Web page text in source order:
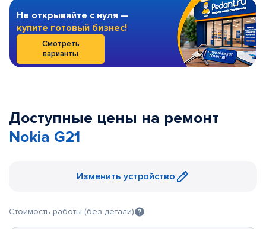
Не открывайте с нуля —
купите готовый бизнес!
Смотреть
варианты
Доступные цены на ремонт
Nokia G21
Изменить устройство
Стоимость работы (без детали)